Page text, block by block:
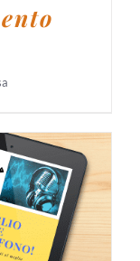
DETTAGLI